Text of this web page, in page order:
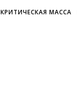
КРИТИЧЕСКАЯ МАССА